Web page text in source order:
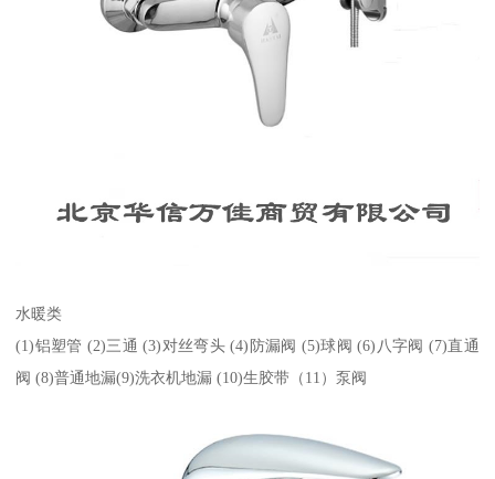
水暖类
(1)铝塑管 (2)三通 (3)对丝弯头 (4)防漏阀 (5)球阀 (6)八字阀 (7)直通
阀 (8)普通地漏(9)洗衣机地漏 (10)生胶带（11）泵阀